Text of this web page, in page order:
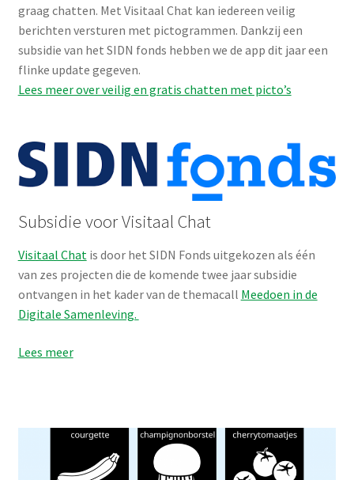
graag chatten. Met Visitaal Chat kan iedereen veilig
berichten versturen met pictogrammen. Dankzij een
subsidie van het SIDN fonds hebben we de app dit jaar een
flinke update gegeven.
Lees meer over veilig en gratis chatten met picto’s
Subsidie voor Visitaal Chat
Visitaal Chatis door het SIDN Fonds uitgekozen als één
van zes projecten die de komende twee jaar subsidie
ontvangen in het kader van de themacall Meedoen in de
Digitale Samenleving.
Lees meer